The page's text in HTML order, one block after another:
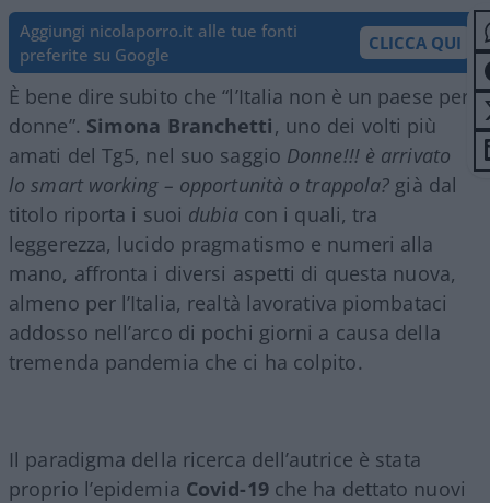
Aggiungi nicolaporro.it alle tue fonti
preferite su Google
CLICCA QUI
È bene dire subito che “l’Italia non è un paese per
donne”. Simona Branchetti, uno dei volti più
amati del Tg5, nel suo saggio Donne!!! è arrivato
lo smart working – opportunità o trappola? già dal
titolo riporta i suoi dubia con i quali, tra
leggerezza, lucido pragmatismo e numeri alla
mano, affronta i diversi aspetti di questa nuova,
almeno per l’Italia, realtà lavorativa piombataci
addosso nell’arco di pochi giorni a causa della
tremenda pandemia che ci ha colpito.
Il paradigma della ricerca dell’autrice è stata
proprio l’epidemia Covid-19che ha dettato nuovi